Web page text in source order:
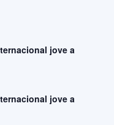
jove a
jove a